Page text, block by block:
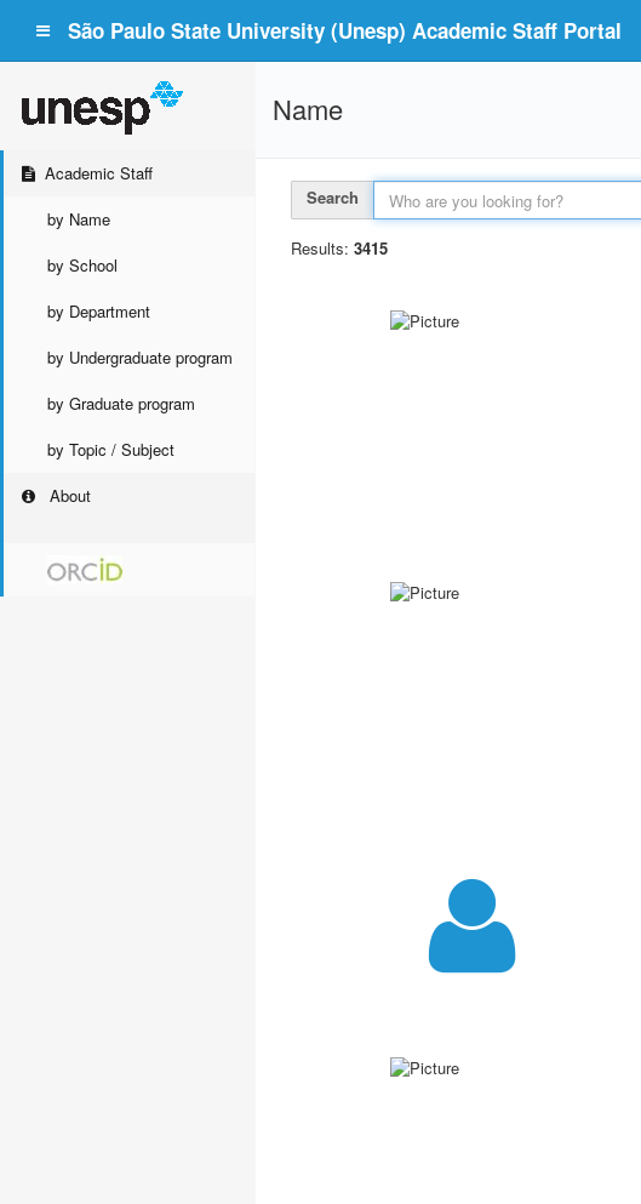
São Paulo State University (Unesp) Academic Staff Portal
Academic Staff
by Name
by School
by Department
by Undergraduate program
by Graduate program
by Topic / Subject
About
Name
Search
Results: 3415